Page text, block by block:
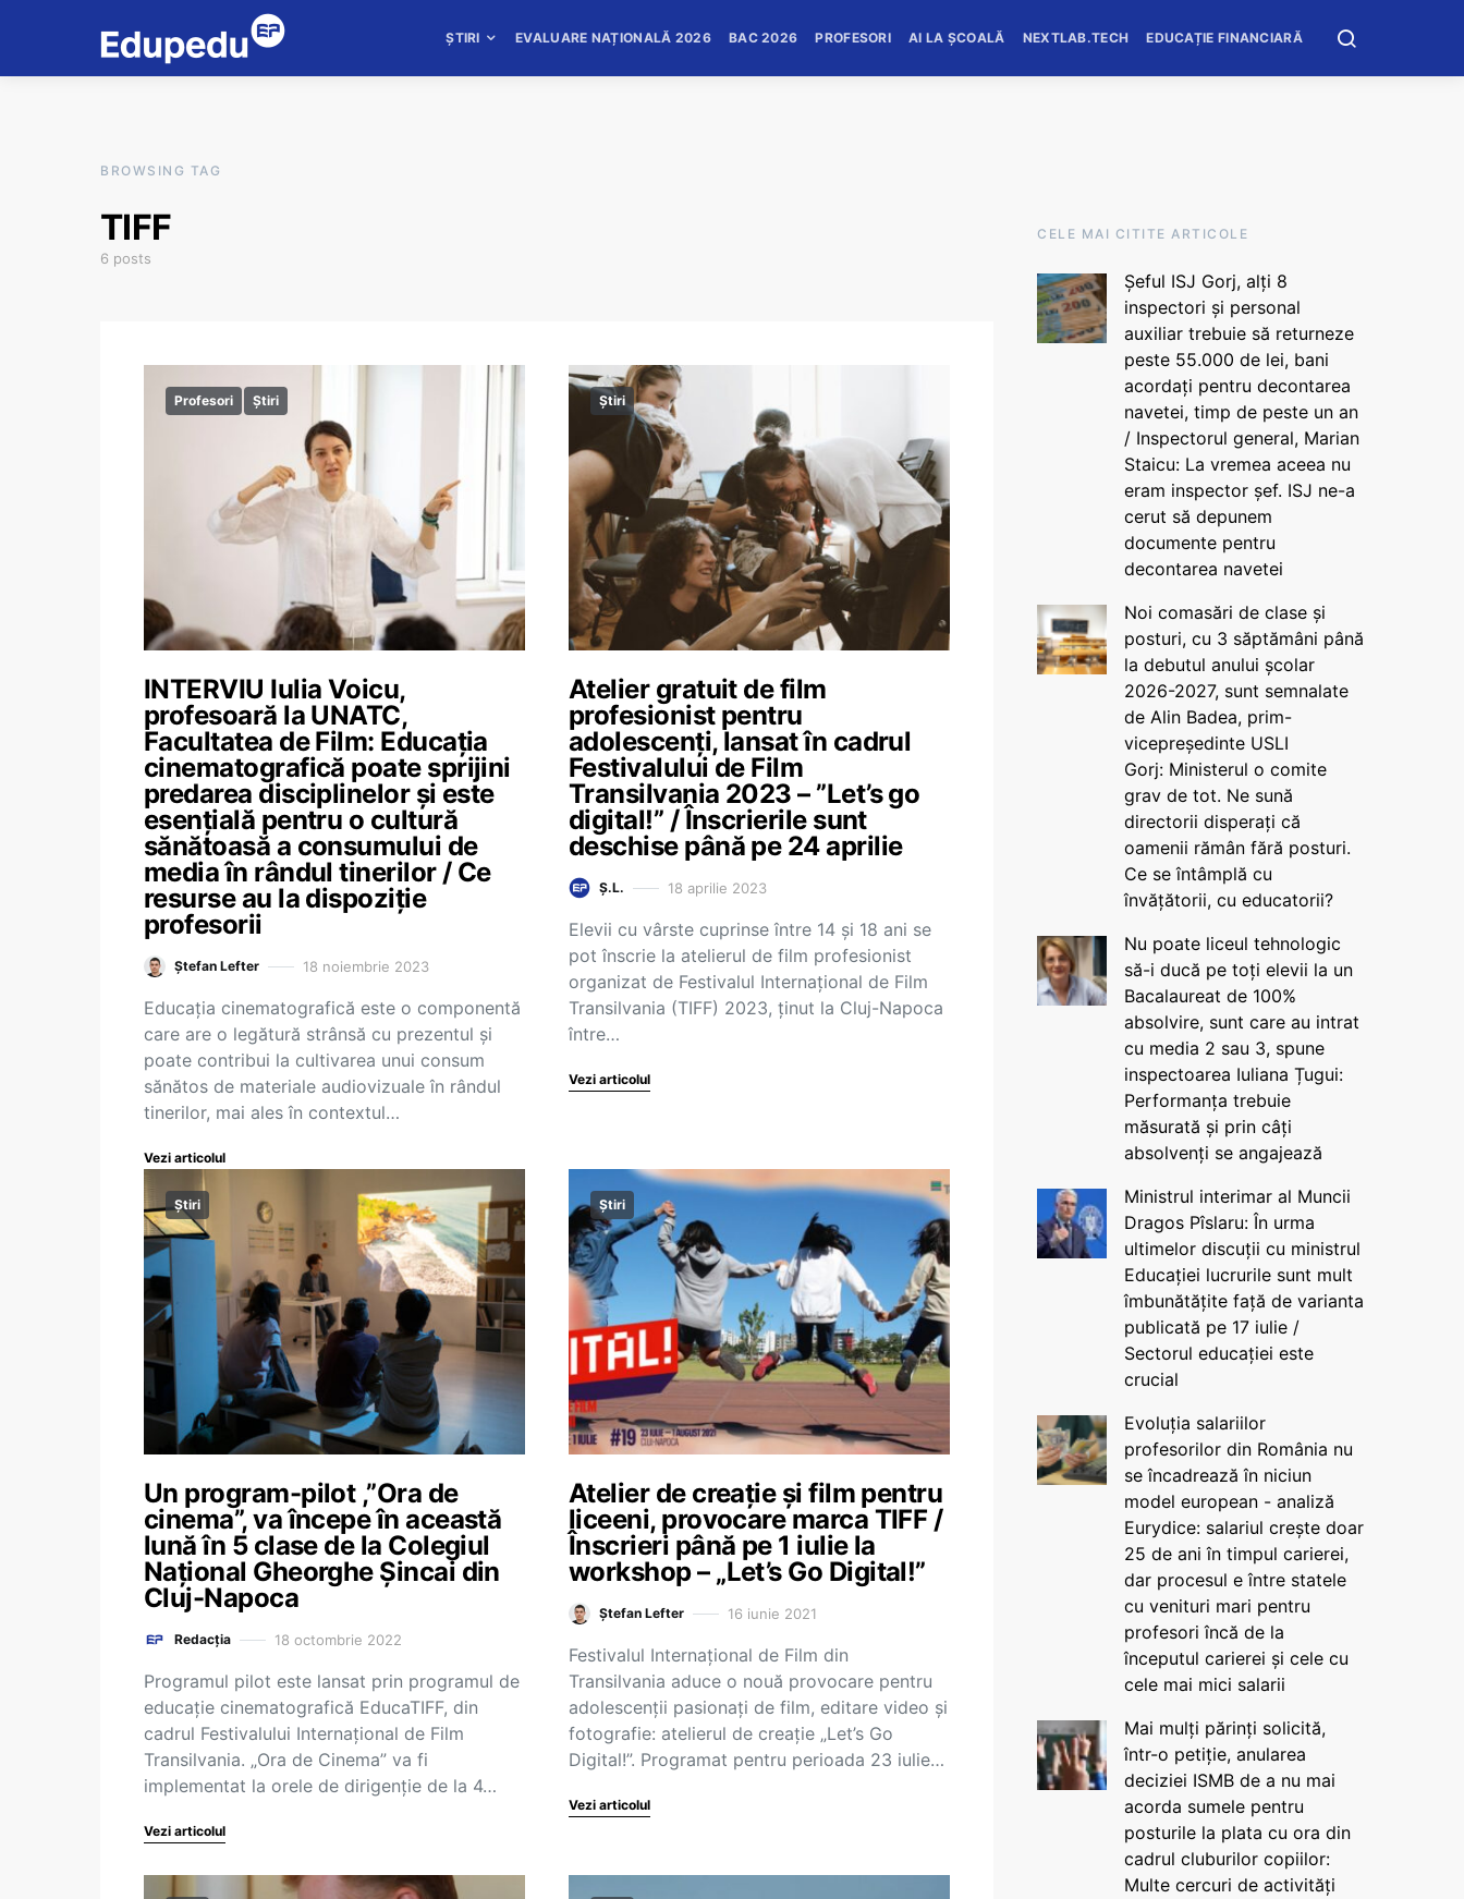
ȘTIRI EVALUARE NAȚIONALĂ 2026 BAC 2026 PROFESORI AI LA ȘCOALĂ NEXTLAB.TECH EDUCAȚIE FINANCIARĂ
BROWSING TAG
TIFF
6 posts
Profesori Știri
INTERVIU Iulia Voicu,
profesoară la UNATC,
Facultatea de Film: Educația
cinematografică poate sprijini
predarea disciplinelor și este
esențială pentru o cultură
sănătoasă a consumului de
media în rândul tinerilor / Ce
resurse au la dispoziție
profesorii
Ștefan Lefter 18 noiembrie 2023
Educația cinematografică este o componentă
care are o legătură strânsă cu prezentul și
poate contribui la cultivarea unui consum
sănătos de materiale audiovizuale în rândul
tinerilor, mai ales în contextul…
Vezi articolul
Știri
Atelier gratuit de film
profesionist pentru
adolescenți, lansat în cadrul
Festivalului de Film
Transilvania 2023 – ”Let’s go
digital!” / Înscrierile sunt
deschise până pe 24 aprilie
Ș.L. 18 aprilie 2023
Elevii cu vârste cuprinse între 14 și 18 ani se
pot înscrie la atelierul de film profesionist
organizat de Festivalul Internațional de Film
Transilvania (TIFF) 2023, ținut la Cluj-Napoca
între…
Vezi articolul
Știri
Un program-pilot ,”Ora de
cinema”, va începe în această
lună în 5 clase de la Colegiul
Național Gheorghe Șincai din
Cluj-Napoca
Redacția 18 octombrie 2022
Programul pilot este lansat prin programul de
educaţie cinematografică EducaTIFF, din
cadrul Festivalului Internaţional de Film
Transilvania. „Ora de Cinema” va fi
implementat la orele de dirigenţie de la 4…
Vezi articolul
Știri
Atelier de creație și film pentru
liceeni, provocare marca TIFF /
Înscrieri până pe 1 iulie la
workshop – „Let’s Go Digital!”
Ștefan Lefter 16 iunie 2021
Festivalul Internațional de Film din
Transilvania aduce o nouă provocare pentru
adolescenții pasionați de film, editare video și
fotografie: atelierul de creație „Let’s Go
Digital!”. Programat pentru perioada 23 iulie…
Vezi articolul
CELE MAI CITITE ARTICOLE
Șeful ISJ Gorj, alți 8
inspectori și personal
auxiliar trebuie să returneze
peste 55.000 de lei, bani
acordați pentru decontarea
navetei, timp de peste un an
/ Inspectorul general, Marian
Staicu: La vremea aceea nu
eram inspector șef. ISJ ne-a
cerut să depunem
documente pentru
decontarea navetei
Noi comasări de clase și
posturi, cu 3 săptămâni până
la debutul anului școlar
2026-2027, sunt semnalate
de Alin Badea, prim-
vicepreședinte USLI
Gorj: Ministerul o comite
grav de tot. Ne sună
directorii disperați că
oamenii rămân fără posturi.
Ce se întâmplă cu
învățătorii, cu educatorii?
Nu poate liceul tehnologic
să-i ducă pe toți elevii la un
Bacalaureat de 100%
absolvire, sunt care au intrat
cu media 2 sau 3, spune
inspectoarea Iuliana Țugui:
Performanța trebuie
măsurată și prin câți
absolvenți se angajează
Ministrul interimar al Muncii
Dragos Pîslaru: În urma
ultimelor discuții cu ministrul
Educației lucrurile sunt mult
îmbunătățite față de varianta
publicată pe 17 iulie /
Sectorul educației este
crucial
Evoluția salariilor
profesorilor din România nu
se încadrează în niciun
model european - analiză
Eurydice: salariul crește doar
25 de ani în timpul carierei,
dar procesul e între statele
cu venituri mari pentru
profesori încă de la
începutul carierei și cele cu
cele mai mici salarii
Mai mulți părinți solicită,
într-o petiție, anularea
deciziei ISMB de a nu mai
acorda sumele pentru
posturile la plata cu ora din
cadrul cluburilor copiilor:
Multe cercuri de activități